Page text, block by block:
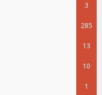
3
285
13
10
1